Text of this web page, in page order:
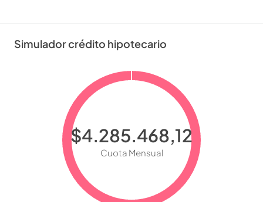
Simulador crédito hipotecario
$4.285.468,12
Cuota Mensual